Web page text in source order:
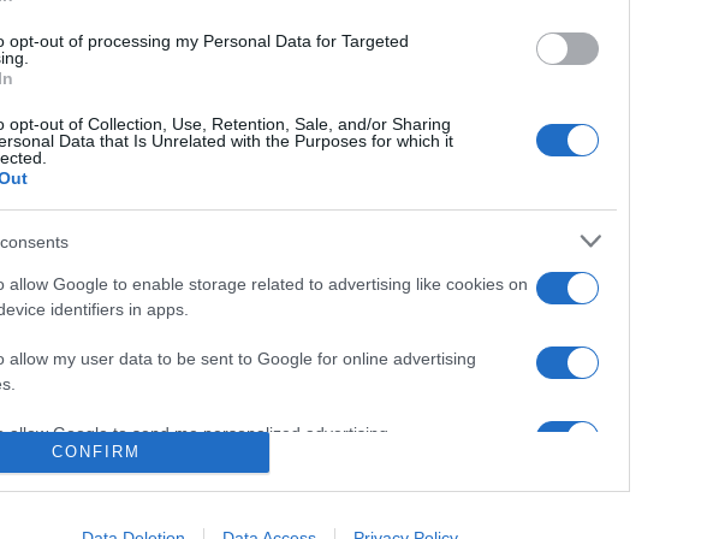
opt-out of processing my Personal Data for Targeted
opt-out of Collection, Use, Retention, Sale, and/or Sharing
Data that Is Unrelated with the Purposes for which it
allow Google to enable storage related to advertising like cookies on
identifiers in apps.
allow my user data to be sent to Google for online advertising
allow Google to send me personalized advertising.
allow Google to enable storage related to analytics like cookies on
CONFIRM
Vajda Lajos Stúdió, Szentendre; Műkép, Nemzeti Galéria, Budapest
Biennial of Engraving in Sarcelles
kiállítóháza; Áthallás, Műcsarnok, Budapest; ART EXPO Friss, Művészeti Maloml,
time Deák Erika Galéria, Budapest; A Szegedi Művésztelep kiállítás, Impala Ház,
Dialógus - Festészet az ezredfordulón,, Műcsarnok, Budapest
Budapest Strabag festészeti kiállítás; Klíma, Műcsarnok, Budapest
Kunst Zürich 2002, Zürich
festészeti díj